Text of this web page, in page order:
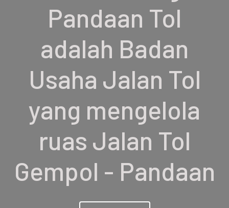
Pandaan Tol
adalah Badan
Usaha Jalan Tol
yang mengelola
ruas Jalan Tol
Gempol - Pandaan